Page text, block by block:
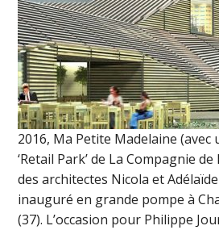
2016, Ma Petite Madelaine (avec
‘Retail Park’ de La Compagnie
des architectes Nicola et
inauguré en grande pompe à
(37). L’occasion pour Philippe